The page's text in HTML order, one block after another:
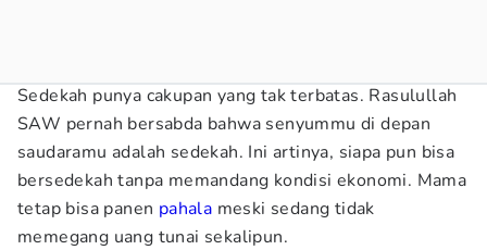
Sedekah punya cakupan yang tak terbatas. Rasulullah
SAW pernah bersabda bahwa senyummu di depan
saudaramu adalah sedekah. Ini artinya, siapa pun bisa
bersedekah tanpa memandang kondisi ekonomi. Mama
tetap bisa panen pahala meski sedang tidak
memegang uang tunai sekalipun.